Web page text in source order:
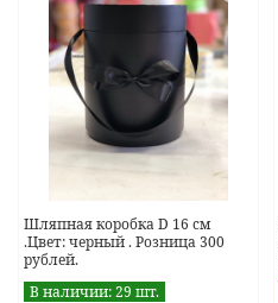
Шляпная коробка D 16 см
.Цвет: черный . Розница 300
рублей.
В наличии:29 шт.